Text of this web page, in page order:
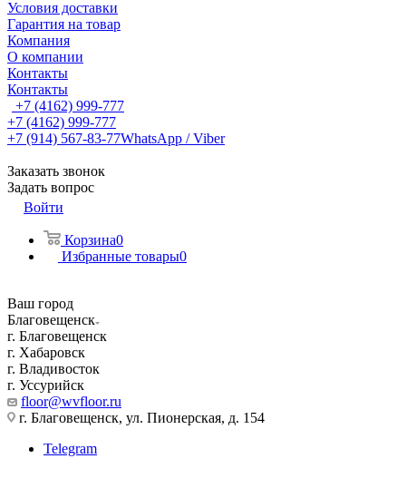
Условия доставки
Гарантия на товар
Компания
О компании
Контакты
Контакты
+7 (4162) 999-777
+7 (4162) 999-777
+7 (914) 567-83-77WhatsApp / Viber
Заказать звонок
Задать вопрос
Войти
Корзина0
Избранные товары0
Ваш город
Благовещенск
г. Благовещенск
г. Хабаровск
г. Владивосток
г. Уссурийск
floor@wvfloor.ru
г. Благовещенск, ул. Пионерская, д. 154
Telegram